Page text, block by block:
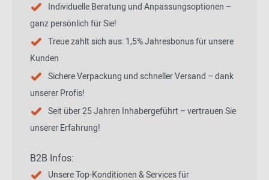
Individuelle Beratung und Anpassungsoptionen –
ganz persönlich für Sie!
Treue zahlt sich aus: 1,5% Jahresbonus für unsere
Kunden
Sichere Verpackung und schneller Versand – dank
unserer Profis!
Seit über 25 Jahren Inhabergeführt – vertrauen Sie
unserer Erfahrung!
B2B Infos:
Unsere Top-Konditionen & Services für